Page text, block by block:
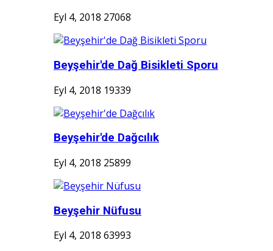
Eyl 4, 2018 27068
Beyşehir'de Dağ Bisikleti Sporu
Eyl 4, 2018 19339
Beyşehir'de Dağcılık
Eyl 4, 2018 25899
Beyşehir Nüfusu
Eyl 4, 2018 63993